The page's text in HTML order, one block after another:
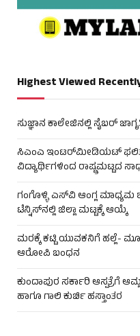
Highest Viewed
ಸುಜ್ಞಾನ ಕಾಲೇಜಿನಲ್ಲಿ ಸೈಬರ್
ಸಿಎಂಎ ಇಂಟರ್‌ಮೀಡಿಯಟ್
ವಿದ್ಯಾರ್ಥಿಗಳಿಂದ ರಾಷ್ಟ್ರಮಟ್ಟದ
ಗಂಗೊಳ್ಳಿ ಎಸ್‌ವಿ ಆಂಗ್ಲ
ಟೆನ್ನಿಸ್‌ನಲ್ಲಿ ಜಿಲ್ಲಾ ಮಟ್ಟಕ್ಕೆ ಆಯ್ಕೆ
ಮರಕ್ಕೆ ಕಟ್ಟಿ ಯುವಕನಿಗೆ ಹಲ್ಲೆ-
ಆರೋಪಿ ಬಂಧನ
ಕುಂದಾಪುರ ಸರ್ಕಾರಿ ಆಸ್ಪತ್ರೆಗೆ
ಹಾಗೂ ಗಾಲಿ ಕುರ್ಚಿ ಹಸ್ತಾಂತರ